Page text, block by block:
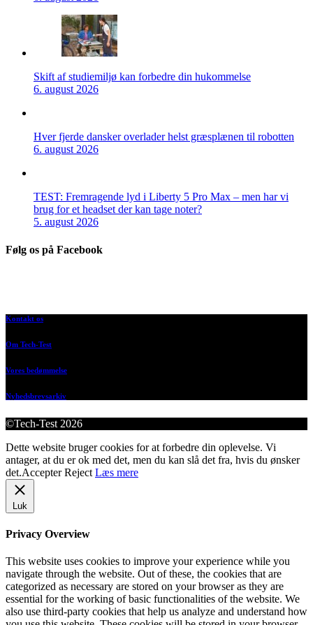
Skift af studiemiljø kan forbedre din hukommelse
6. august 2026
Hver fjerde dansker overlader helst græsplænen til robotten
6. august 2026
TEST: Fremragende lyd i Liberty 5 Pro Max – men har vi
brug for et headset der kan tage noter?
5. august 2026
Følg os på Facebook
Kontakt os
Om Tech-Test
Vores bedømmelse
Nyhedsbrevsarkiv
©Tech-Test 2026
Dette website bruger cookies for at forbedre din oplevelse. Vi
antager, at du er ok med det, men du kan slå det fra, hvis du ønsker
det.Accepter Reject Læs mere
Luk
Privacy Overview
This website uses cookies to improve your experience while you
navigate through the website. Out of these, the cookies that are
categorized as necessary are stored on your browser as they are
essential for the working of basic functionalities of the website. We
also use third-party cookies that help us analyze and understand how